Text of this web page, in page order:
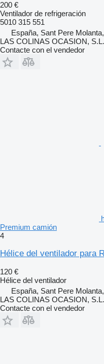
200 €
Ventilador de refrigeración
5010 315 551
España, Sant Pere
LAS COLINAS OCASION, S.L.
Contacte con el vendedor
Premium camión
4
Hélice del ventilador para
120 €
Hélice del ventilador
España, Sant Pere
LAS COLINAS OCASION, S.L.
Contacte con el vendedor